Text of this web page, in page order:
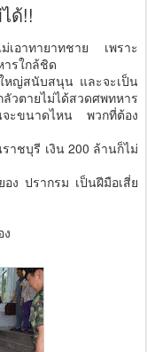
ด้!!
เอาทายาทชาย เพราะ
ารใกล้ชิด
หญ่สนับสนุน และจะเป็น
ตายไม่ได้สวดศพทหาร
ะขนาดไหน พวกที่ต้อง
าชบุรี เงิน 200 ล้านก็ไม่
ง ปรากรม เป็นฝีมือเสี่ย